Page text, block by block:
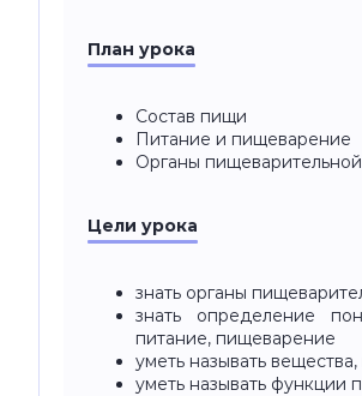
План урока
Состав пищи
Питание и пищеварение
Органы
Цели урока
знать органы
знать определение
питание, пищеварение
уметь называть
уметь называть функции